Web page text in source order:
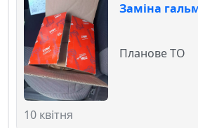
Заміна
10 квітня
Планове ТО